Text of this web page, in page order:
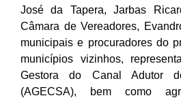
José da Tapera, Jarbas
Câmara de Vereadores,
municipais e procuradores do
municípios vizinhos,
Gestora do Canal Adutor
(AGECSA), bem como